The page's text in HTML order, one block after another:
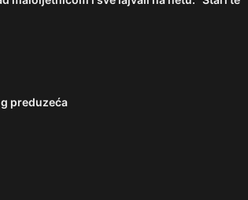
preduzeća